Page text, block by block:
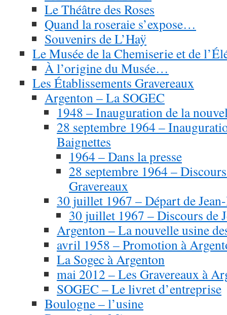
Le Théâtre des Roses
Quand la roseraie s’expose…
Souvenirs de L’Haÿ
Le Musée de la Chemiserie et de
À l’origine du Musée…
Les Établissements Gravereaux
Argenton – La SOGEC
1948 – Inauguration de la
28 septembre 1964 –
Baignettes
1964 – Dans la presse
28 septembre 1964 –
Gravereaux
30 juillet 1967 – Départ de
30 juillet 1967 – Discours de
Argenton – La nouvelle usine
avril 1958 – Promotion à
La Sogec à Argenton
mai 2012 – Les Gravereaux à
SOGEC – Le livret d’entreprise
Boulogne – l’usine